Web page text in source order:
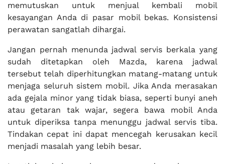
memutuskan untuk menjual kembali mobil
kesayangan Anda di pasar mobil bekas. Konsistensi
perawatan sangatlah dihargai.
Jangan pernah menunda jadwal servis berkala yang
sudah ditetapkan oleh Mazda, karena jadwal
tersebut telah diperhitungkan matang-matang untuk
menjaga seluruh sistem mobil. Jika Anda merasakan
ada gejala minor yang tidak biasa, seperti bunyi aneh
atau getaran tak wajar, segera bawa mobil Anda
untuk diperiksa tanpa menunggu jadwal servis tiba.
Tindakan cepat ini dapat mencegah kerusakan kecil
menjadi masalah yang lebih besar.